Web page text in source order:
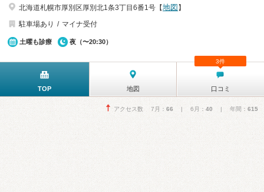
北海道札幌市厚別区厚別北1条3丁目6番1号【地図 】
駐車場あり
マイナ受付
土曜も診療 夜（〜20:30）
TOP 地図 口コミ
3件
アクセス数 7月： 66 | 6月： 40 | 年間： 615